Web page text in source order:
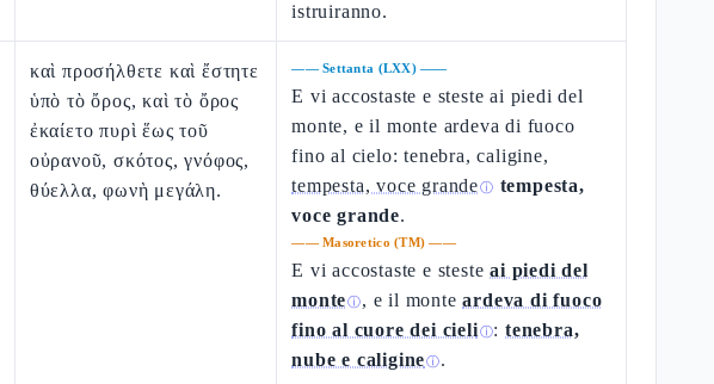
istruiranno.
καὶ προσήλθετε καὶ ἔστητε
ὑπὸ τὸ ὄρος, καὶ τὸ ὄρος
ἐκαίετο πυρὶ ἕως τοῦ
οὐρανοῦ, σκότος, γνόφος,
θύελλα, φωνὴ μεγάλη.
——Settanta (LXX)——
E vi accostaste e steste ai piedi del
monte, e il monte ardeva di fuoco
fino al cielo: tenebra, caligine,
tempesta, voce grandeⓘ tempesta,
voce grande.
——Masoretico (TM) ——
E vi accostaste e stesteai piedi del
monteⓘ, e il monteardeva di fuoco
fino al cuore dei cieliⓘ:tenebra,
nube e caligineⓘ.